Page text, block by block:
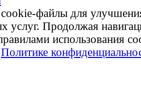
файлы для
услуг. Продолжая
использования
Политике